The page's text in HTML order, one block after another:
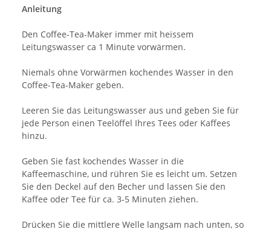
Anleitung
Den Coffee-Tea-Maker immer mit heissem
Leitungswasser ca 1 Minute vorwärmen.
Niemals ohne Vorwärmen kochendes Wasser in den
Coffee-Tea-Maker geben.
Leeren Sie das Leitungswasser aus und geben Sie für
jede Person einen Teelöffel Ihres Tees oder Kaffees
hinzu.
Geben Sie fast kochendes Wasser in die
Kaffeemaschine, und rühren Sie es leicht um. Setzen
Sie den Deckel auf den Becher und lassen Sie den
Kaffee oder Tee für ca. 3-5 Minuten ziehen.
Drücken Sie die mittlere Welle langsam nach unten, so